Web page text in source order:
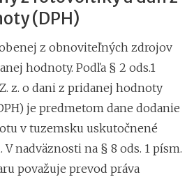
(DPH)
z obnoviteľných zdrojov
hodnoty. Podľa § 2 ods.1
z. o dani z pridanej hodnoty
je predmetom dane dodanie
v tuzemsku uskutočnené
nadväznosti na § 8 ods. 1 písm.
považuje prevod práva